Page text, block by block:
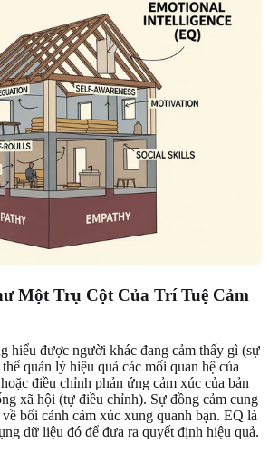
Một Trụ Cột Của Trí Tuệ Cảm
hiểu được người khác đang cảm thấy gì (sự
quản lý hiệu quả các mối quan hệ của
điều chỉnh phản ứng cảm xúc của bản
xã hội (tự điều chỉnh). Sự đồng cảm cung
bối cảnh cảm xúc xung quanh bạn. EQ là
dữ liệu đó để đưa ra quyết định hiệu quả.